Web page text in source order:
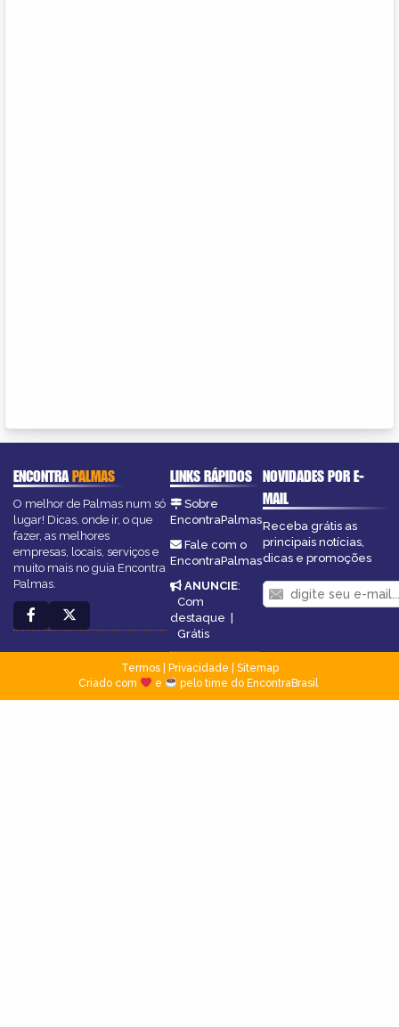
ENCONTRAPALMAS
O melhor de Palmas num só
lugar! Dicas, onde ir, o que
fazer, as melhores
empresas, locais, serviços e
muito mais no guia Encontra
Palmas.
LINKS RÁPIDOS
Sobre
EncontraPalmas
Fale com o
EncontraPalmas
ANUNCIE:
Com
destaque
Grátis
NOVIDADES POR E-
MAIL
Receba grátis as
principais notícias,
dicas e promoções
Termos| Privacidade
Sitemap
Criado com
e pelo time do EncontraBrasil